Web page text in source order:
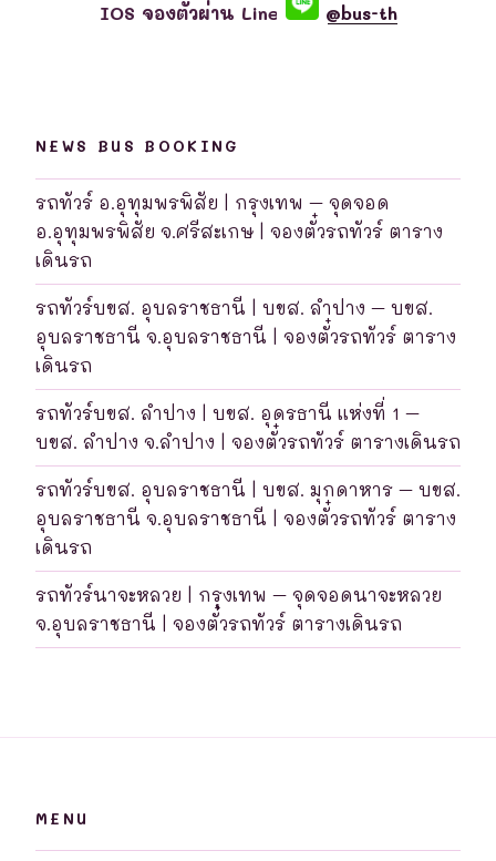
IOS จองตั๋วผ่าน Line
@bus-th
NEWS BUS BOOKING
รถทัวร์ อ.อุทุมพรพิสัย | กรุงเทพ – จุดจอด
อ.อุทุมพรพิสัย จ.ศรีสะเกษ | จองตั๋วรถทัวร์ ตาราง
เดินรถ
รถทัวร์บขส. อุบลราชธานี | บขส. ลำปาง – บขส.
อุบลราชธานี จ.อุบลราชธานี | จองตั๋วรถทัวร์ ตาราง
เดินรถ
รถทัวร์บขส. ลำปาง | บขส. อุดรธานี แห่งที่ 1 –
บขส. ลำปาง จ.ลำปาง | จองตั๋วรถทัวร์ ตารางเดินรถ
รถทัวร์บขส. อุบลราชธานี | บขส. มุกดาหาร – บขส.
อุบลราชธานี จ.อุบลราชธานี | จองตั๋วรถทัวร์ ตาราง
เดินรถ
รถทัวร์นาจะหลวย | กรุงเทพ – จุดจอดนาจะหลวย
จ.อุบลราชธานี | จองตั๋วรถทัวร์ ตารางเดินรถ
MENU